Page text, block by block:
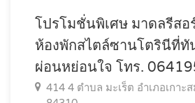
โปรโมชั่นพิเศษ มาดลรีสอ
ห้องพักสไตล์ซานโตรินีที่ทั
ผ่อนหย่อนใจ โทร.
414 4 ตำบล มะเร็ต อำเภอเกาะ